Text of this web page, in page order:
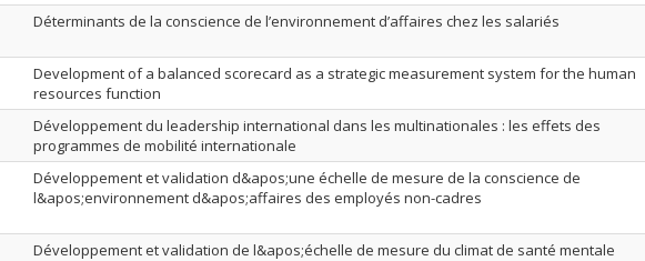
Déterminants de la conscience de l’environnement d’affaires chez les salariés
Development of a balanced scorecard as a strategic measurement system for the human
resources function
Développement du leadership international dans les multinationales : les effets des
programmes de mobilité internationale
Développement et validation d&apos;une échelle de mesure de la conscience de
l&apos;environnement d&apos;affaires des employés non-cadres
Développement et validation de l&apos;échelle de mesure du climat de santé mentale